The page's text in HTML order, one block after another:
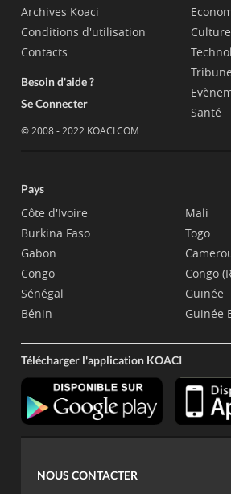
Archives Koaci
Conditions d'utilisation
Contacts
Besoin d'aide ?
Se Connecter
© 2008 - 2022 KOACI.COM
Culture
Tribune
Santé
Pays
Côte d'Ivoire
Burkina Faso
Gabon
Congo
Sénégal
Bénin
Mali
Togo
Congo
Guinée
Guinée
Télécharger l'application KOACI
NOUS CONTACTER